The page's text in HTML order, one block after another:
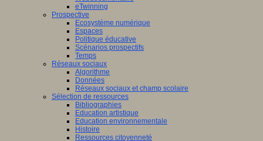
eTwinning
Prospective
Ecosystème numérique
Espaces
Politique éducative
Scénarios prospectifs
Temps
Réseaux sociaux
Algorithme
Données
Réseaux sociaux et champ scolaire
Sélection de ressources
Bibliographies
Education artistique
Education environnementale
Histoire
Ressources citoyenneté